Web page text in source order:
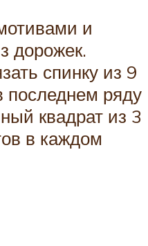
и
дорожек.
спинку из 9
последнем ряду
квадрат из 3
в каждом